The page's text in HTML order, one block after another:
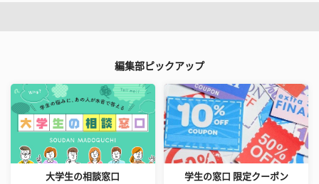
編集部ピックアップ
大学生の相談窓口 学生の窓口 限定クーポン